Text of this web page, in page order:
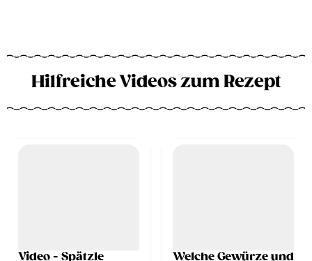
Hilfreiche Videos zum Rezept
Video - Spätzle
Welche Gewürze und